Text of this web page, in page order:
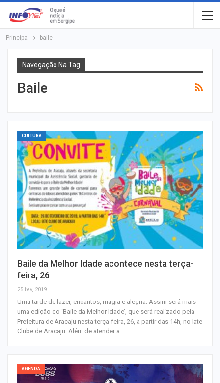
Principal baile
Navegação Na Tag
Baile
CULTURA
Baile da Melhor Idade acontece nesta terça-
feira, 26
25 fev, 2019
Uma tarde de lazer, encantos, magia e alegria. Assim será mais
uma edição do ‘Baile da Melhor Idade’, que será realizado pela
Prefeitura de Aracaju nesta terça-feira, 26, a partir das 14h, no Iate
Clube de Aracaju. Além de atender a…
AGENDA